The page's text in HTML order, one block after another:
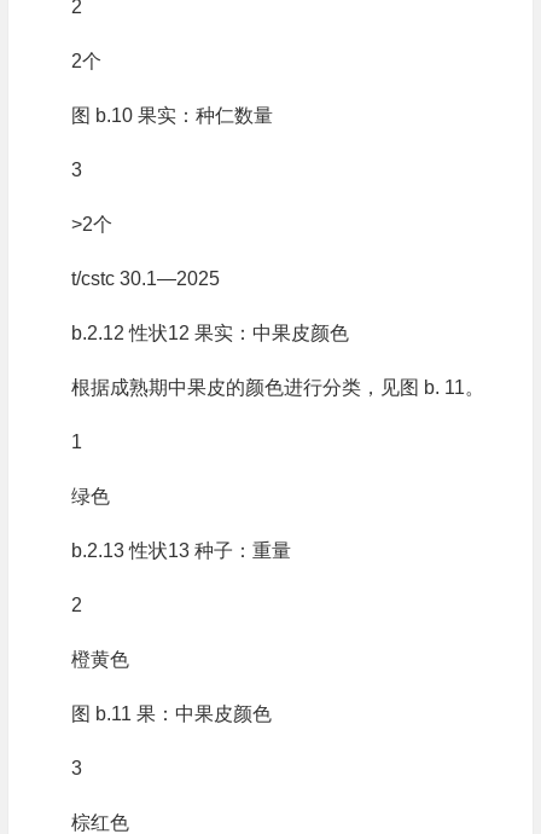
2
2个
图 b.10 果实：种仁数量
3
>2个
t/cstc 30.1—2025
b.2.12 性状12 果实：中果皮颜色
根据成熟期中果皮的颜色进行分类，见图 b. 11。
1
绿色
b.2.13 性状13 种子：重量
2
橙黄色
图 b.11 果：中果皮颜色
3
棕红色